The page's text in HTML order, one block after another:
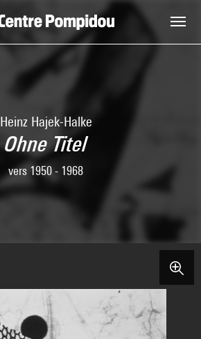
Heinz Hajek-Halke
Ohne Titel
vers 1950 - 1968